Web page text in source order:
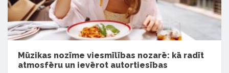
Mūzikas nozīme viesmīlības nozarē: kā radīt
atmosfēru un ievērot autortiesības